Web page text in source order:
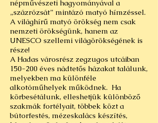
népművészeti hagyományával a
„százrózsát” mintázó matyó hímzéssel.
A világhírű matyó örökség nem csak
nemzeti örökségünk, hanem az
UNESCO szellemi világörökségének is
része!
A Hadas városrész zegzugos utcáiban
150-200 éves nádtetős házakat találunk,
melyekben ma különféle
alkotóműhelyek működnek. Ha
körbesétálunk, elleshetjük különböző
szakmák fortélyait, többek közt a
bútorfestés, mézeskalács készítés,